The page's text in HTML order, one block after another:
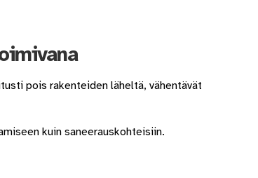
pois rakenteiden läheltä, vähentävät
kuin saneerauskohteisiin.